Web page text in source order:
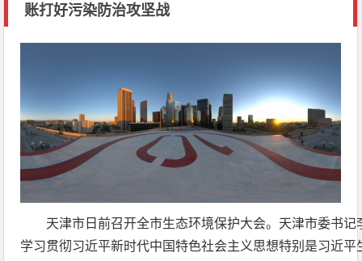
账打好污染防治攻坚战
天津市日前召开全市生态环境保护大会。天津市委书
学习贯彻习近平新时代中国特色社会主义思想特别是习近平